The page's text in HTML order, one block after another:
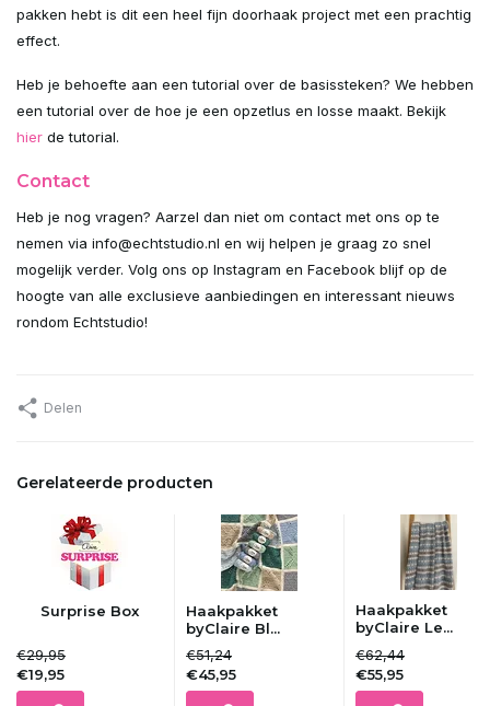
Uitverkocht
Uitverkocht
Uitverkocht
Uitverkocht
Uitverkocht
Uitverkocht
Uitverkocht
pakken hebt is dit een heel fijn doorhaak project met een prachtig
effect.
Heb je behoefte aan een tutorial over de basissteken? We hebben
een tutorial over de hoe je een opzetlus en losse maakt. Bekijk
hier de tutorial.
Contact
Heb je nog vragen? Aarzel dan niet om contact met ons op te
nemen via info@echtstudio.nl en wij helpen je graag zo snel
mogelijk verder. Volg ons op Instagram en Facebook blijf op de
hoogte van alle exclusieve aanbiedingen en interessant nieuws
rondom Echtstudio!
Delen
Gerelateerde producten
Surprise Box
€29,95
€19,95
Haakpakket
byClaire Bl...
€51,24
€45,95
Haakpakket
byClaire Le...
€62,44
€55,95